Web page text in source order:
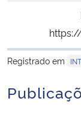
Registrado em